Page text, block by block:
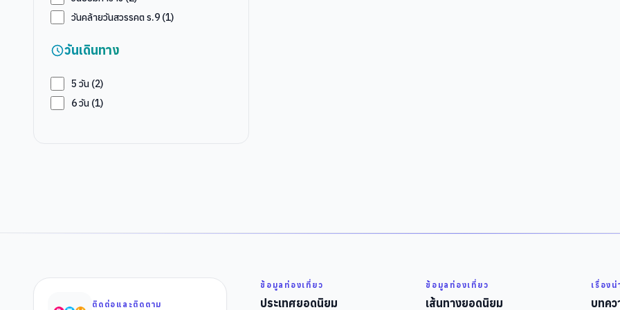
วันคล้ายวันสวรรคต ร.9 (1)
วันเดินทาง
5 วัน (2)
6วัน (1)
ติดต่อและติดตาม
ข้อมูลท่องเที่ยว
ประเทศยอดนิยม
ข้อมูลท่องเที่ยว
เส้นทางยอดนิยม
เรื่องน่
บทคว